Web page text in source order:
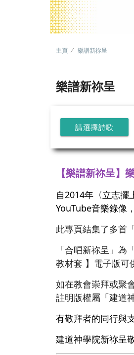
主頁 樂譜新祢呈
樂譜新祢呈
請選擇詩歌
【樂譜新祢呈】
自2014年〈立志擺
YouTube音樂錄像
此專頁結集了多首
「合唱新祢呈」
教材套 】電子版可
如在教會崇拜或聚
註明版權屬「建道
有敬拜者的同行與
建道神學院新祢呈